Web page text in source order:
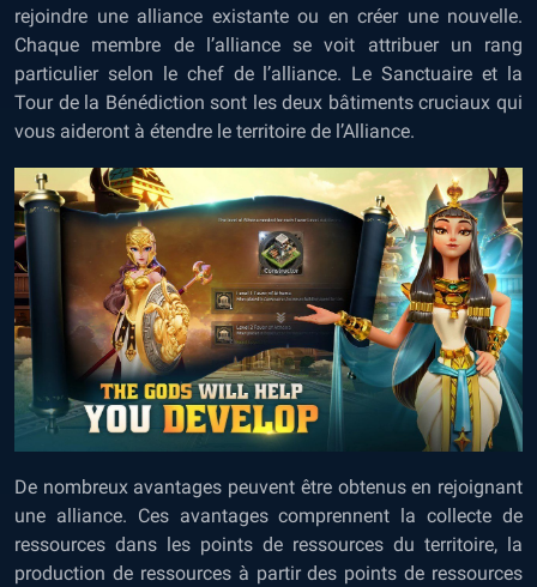
rejoindre une alliance existante ou en créer une nouvelle.
Chaque membre de l’alliance se voit attribuer un rang
particulier selon le chef de l’alliance. Le Sanctuaire et la
Tour de la Bénédiction sont les deux bâtiments cruciaux qui
vous aideront à étendre le territoire de l’Alliance.
De nombreux avantages peuvent être obtenus en rejoignant
une alliance. Ces avantages comprennent la collecte de
ressources dans les points de ressources du territoire, la
production de ressources à partir des points de ressources